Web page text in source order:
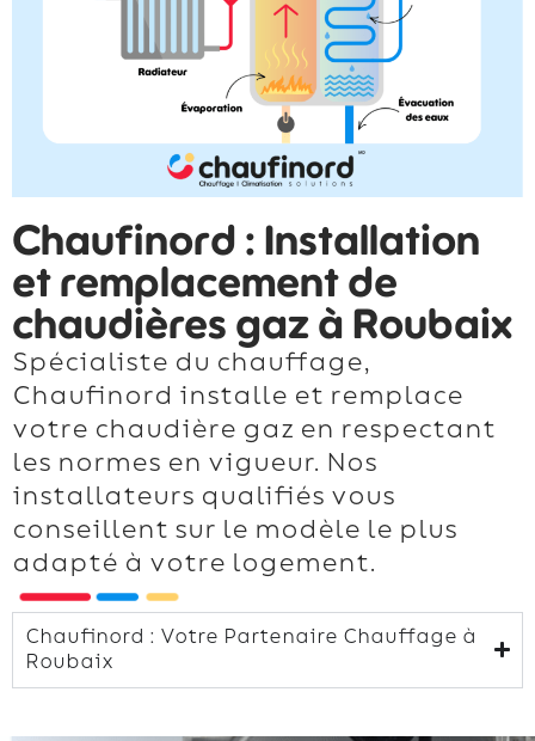
Chaufinord : Installation
et remplacement de
chaudières gaz à Roubaix
Spécialiste du chauffage,
Chaufinord installe et remplace
votre chaudière gaz en respectant
les normes en vigueur. Nos
installateurs qualifiés vous
conseillent sur le modèle le plus
adapté à votre logement.
Chaufinord : Votre Partenaire Chauffage à
Roubaix